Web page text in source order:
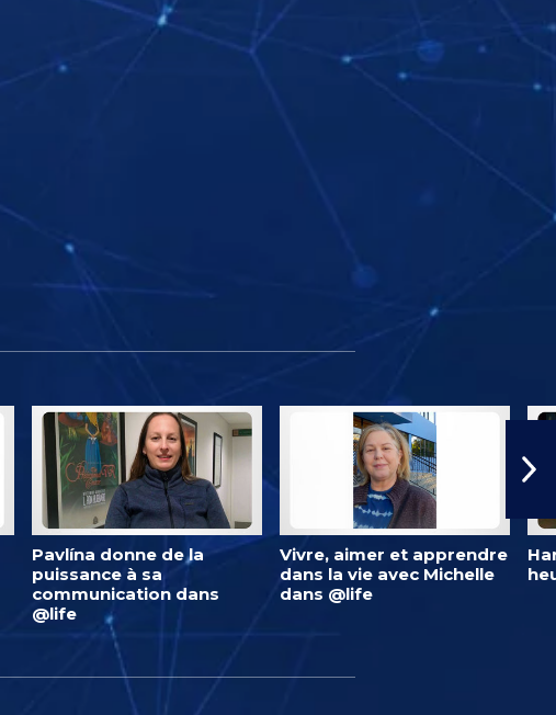
Pavlína donne de la
puissance à sa
communication dans
@life
Vivre, aimer et apprendre
dans la vie avec Michelle
dans @life